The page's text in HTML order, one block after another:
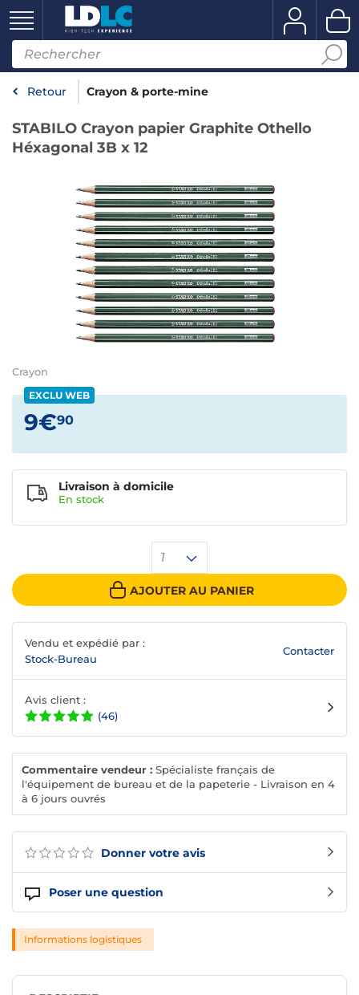
Retour Crayon & porte-mine
STABILO Crayon papier Graphite Othello
Héxagonal 3B x 12
Crayon
Donner votre avis
Poser une question
EXCLU WEB
9€90
1
AJOUTER AU PANIER
Livraison à domicile
En stock
Vendu et expédié par :
Stock-Bureau
Contacter
Avis client :
(46)
Commentaire vendeur : Spécialiste français de
l'équipement de bureau et de la papeterie - Livraison en 4
à 6 jours ouvrés
Informations logistiques